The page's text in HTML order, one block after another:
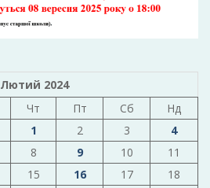
Лютий 2024
Чт Пт Сб
Нд
1
2 3
4
8 9 10
11
15 16 17
18